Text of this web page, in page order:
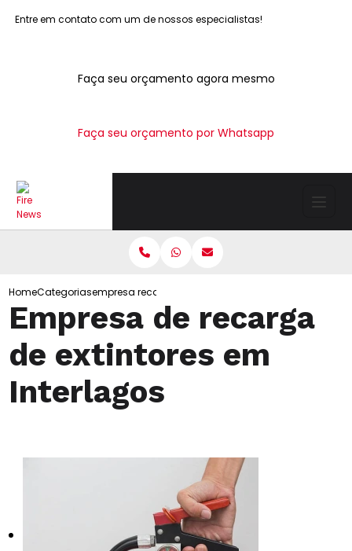
Entre em contato com um de nossos especialistas!
Faça seu orçamento agora mesmo
Faça seu orçamento por Whatsapp
HomeCategoriasempresa recarga extintores interlagos
Empresa de recarga
de extintores em
Interlagos